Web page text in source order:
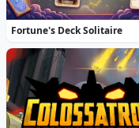
Fortune's Deck Solitaire